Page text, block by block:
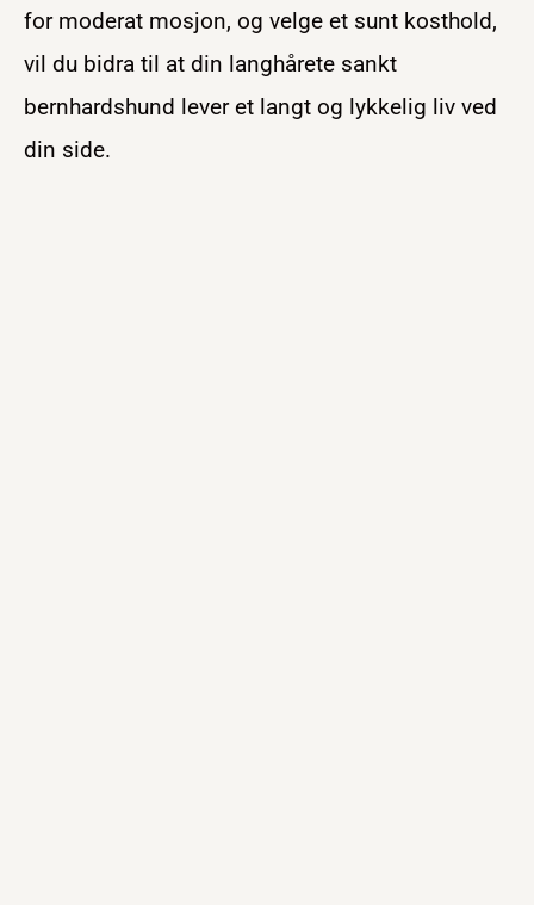
for moderat mosjon, og velge et sunt kosthold,
vil du bidra til at din langhårete sankt
bernhardshund lever et langt og lykkelig liv ved
din side.